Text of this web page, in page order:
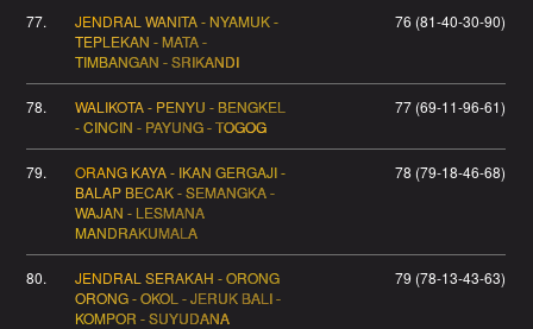
77.
JENDRAL WANITA - NYAMUK -
TEPLEKAN - MATA -
TIMBANGAN - SRIKANDI
76 (81-40-30-90)
78.
WALIKOTA - PENYU - BENGKEL
- CINCIN - PAYUNG - TOGOG
77 (69-11-96-61)
79.
ORANG KAYA - IKAN GERGAJI -
BALAP BECAK - SEMANGKA -
WAJAN - LESMANA
MANDRAKUMALA
78 (79-18-46-68)
80.
JENDRAL SERAKAH - ORONG
ORONG - OKOL - JERUK BALI -
KOMPOR - SUYUDANA
79 (78-13-43-63)